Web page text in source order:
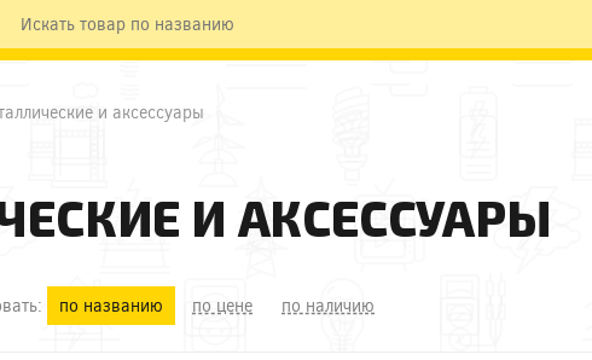
и аксессуары
И АКСЕССУАРЫ
по названию по цене по наличию